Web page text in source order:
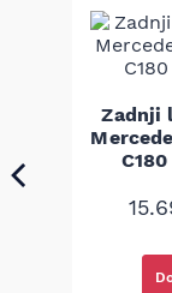
sistema
Napomena:
Zadnji